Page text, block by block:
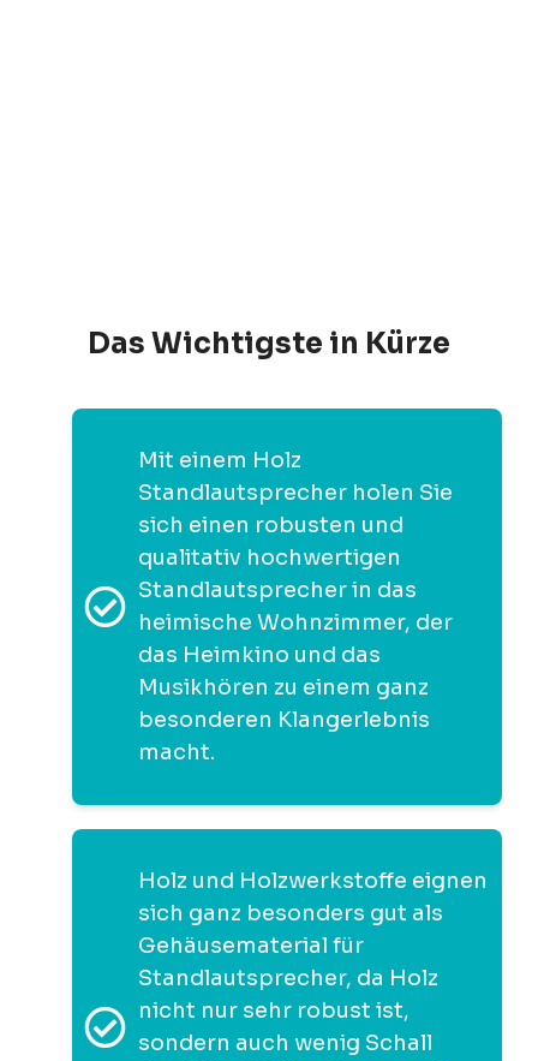
Das Wichtigste in Kürze
Mit einem Holz
Standlautsprecher holen Sie
sich einen robusten und
qualitativ hochwertigen
Standlautsprecher in das
heimische Wohnzimmer, der
das Heimkino und das
Musikhören zu einem ganz
besonderen Klangerlebnis
macht.
Holz und Holzwerkstoffe eignen
sich ganz besonders gut als
Gehäusematerial für
Standlautsprecher, da Holz
nicht nur sehr robust ist,
sondern auch wenig Schall